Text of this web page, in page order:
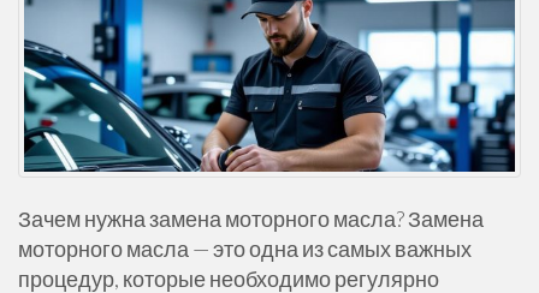
Зачем нужна замена моторного масла? Замена
моторного масла — это одна из самых важных
процедур, которые необходимо регулярно